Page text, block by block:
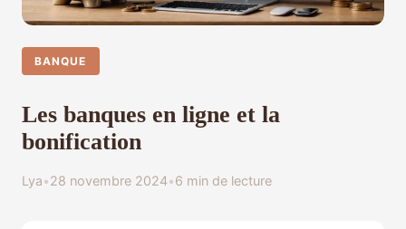
BANQUE
Les banques en ligne et la
bonification
Lya•28 novembre 2024•6 min de lecture